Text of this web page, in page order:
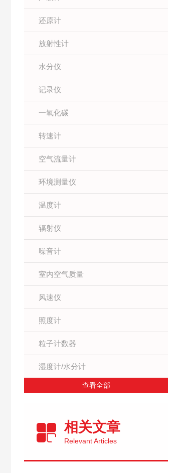
还原计
放射性计
水分仪
记录仪
一氧化碳
转速计
空气流量计
环境测量仪
温度计
辐射仪
噪音计
室内空气质量
风速仪
照度计
粒子计数器
湿度计/水分计
查看全部
相关文章
Relevant Articles